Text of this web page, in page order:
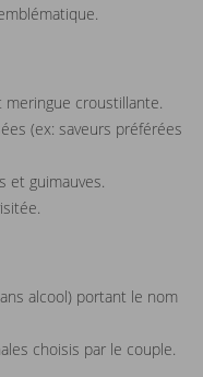
croustillante.
(ex: saveurs préférées
et guimauves.
alcool) portant le nom
choisis par le couple.